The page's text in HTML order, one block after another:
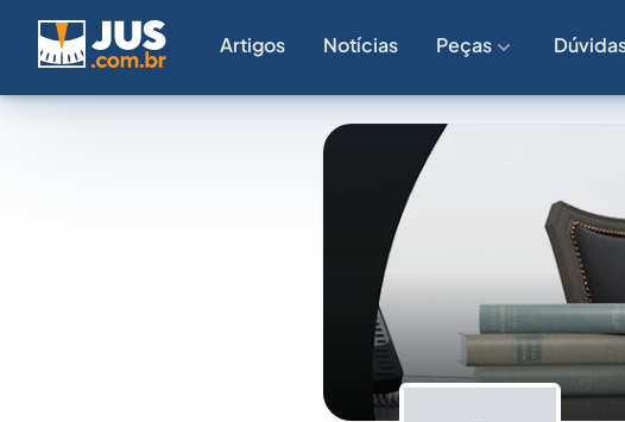
Artigos Notícias Peças